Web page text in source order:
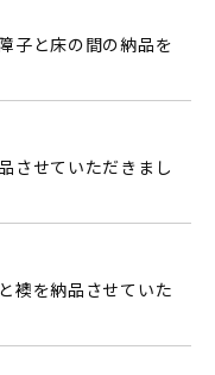
子と床の間の納品を
させていただきまし
襖を納品させていた